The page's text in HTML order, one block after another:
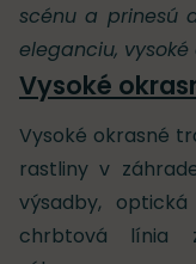
scénu a prinesú
eleganciu,
Vysoké
Vysoké okrasné
rastliny v
výsadby,
chrbtová línia